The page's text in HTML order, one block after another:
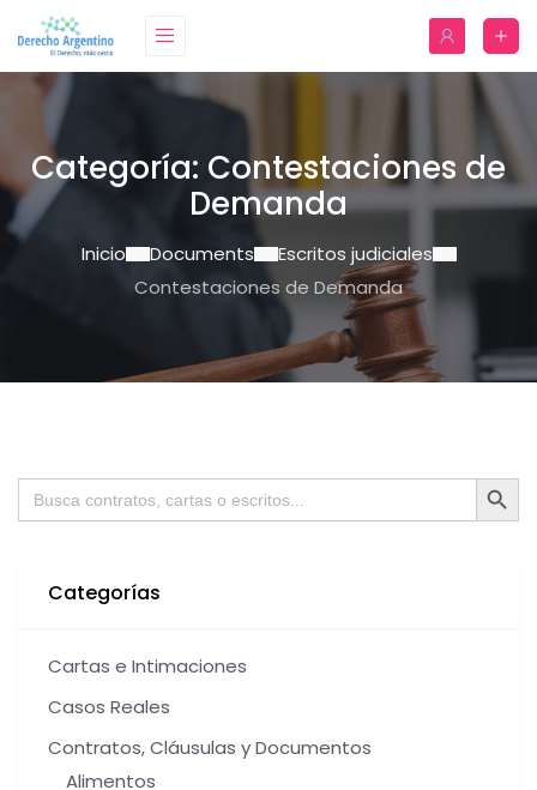
Categoría: Contestaciones de
Demanda
Inicio Documents
Escritos judiciales
Contestaciones de Demanda
Buscar: Botón de
Categorías
Cartas e Intimaciones
Casos Reales
Contratos, Cláusulas y Documentos
Alimentos